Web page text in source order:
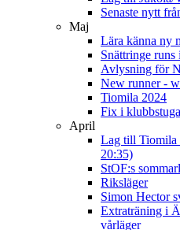
Senaste nytt
Maj
Lära känna ny
Snättringe runs
Avlysning för
New runner -
Tiomila 2024
Fix i
April
Lag till Tiomila
20:35)
StOF:s
Riksläger
Simon Hector
Extraträning i
vårläger